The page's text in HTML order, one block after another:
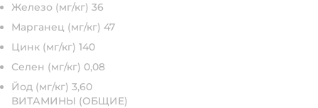
Железо (мг/кг) 36
Марганец (мг/кг) 47
Цинк (мг/кг) 140
Селен (мг/кг) 0,08
Йод (мг/кг) 3,60
ВИТАМИНЫ (ОБЩИЕ)